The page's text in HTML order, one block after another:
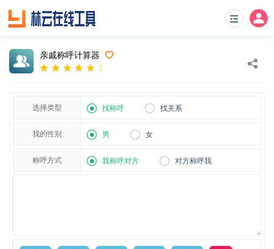
亲戚称呼计算器
5
选择类型 找称呼 找关系
我的性别 男 女
称呼方式 我称呼对方 对方称呼我